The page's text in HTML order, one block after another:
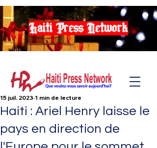
Haiti Press Network
Haiti : Ariel Henry laisse le
pays en direction de
15 juil. 2023 1 min de lecture